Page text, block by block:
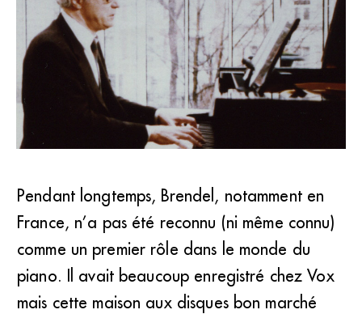
Alfred Brendel (DR)
Pendant longtemps, Brendel, notamment en
France, n’a pas été reconnu (ni même connu)
comme un premier rôle dans le monde du
piano. Il avait beaucoup enregistré chez Vox
mais cette maison aux disques bon marché